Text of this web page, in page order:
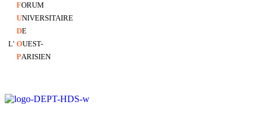
FORUM
UNIVERSITAIRE
DE
L' OUEST-
PARISIEN